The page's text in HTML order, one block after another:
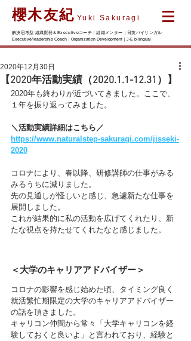
櫻木友紀 Yuki Sakuragi
解決思考型 組織開発＆Executiveコーチ｜組織メンター｜日英バイリンガル
Executive/leadership Coach｜Organization Development｜J-E bilingual
【2020年活動実績（2020.1.1-12.31）】
2020年12月30日
2020年も終わりが近づいてきました。ここで、
１年を振り返ってみました。
＼活動実績詳細はこちら／
https://www.naturalstep-sakuragi.com/jisseki-
2020
コロナにより、春以降、研修講師の仕事がみる
みるうちに減りました。
先の見通しが怪しいと感じ、急遽新たな仕事を
展開しました。
これが結果的に私の活動を広げてくれたり、新
たな視点を持たせてくれたなと感じました。
＜大学のキャリアアドバイザー＞
コロナの影響を感じ始めた頃、タイミング良く
就活繁忙期限定の大学のキャリアアドバイザー
の話を頂きました。
キャリコン仲間から常々「大学キャリコンを経
験しておくと良いよ」と言われており、経験と